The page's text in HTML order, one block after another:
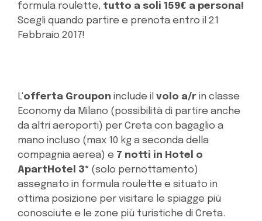
formula roulette, tutto a soli 159€ a persona!
Scegli quando partire e prenota entro il 21
Febbraio 2017!
L'offerta Groupon include il volo a/r in classe
Economy da Milano (possibilità di partire anche
da altri aeroporti) per Creta con bagaglio a
mano incluso (max 10 kg a seconda della
compagnia aerea) e 7 notti in Hotel o
ApartHotel 3* (solo pernottamento)
assegnato in formula roulette e situato in
ottima posizione per visitare le spiagge più
conosciute e le zone più turistiche di Creta.